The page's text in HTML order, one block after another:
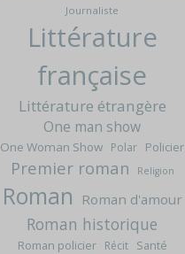
Journaliste
Littérature
française
Littérature étrangère
One man show
One Woman Show Polar Policier
Premier roman Religion
Roman Roman d'amour
Roman historique
Roman policier Récit Santé